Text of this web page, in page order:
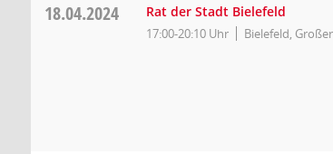
18.04.2024 Rat der Stadt Bielefeld
17:00-20:10 Uhr Bielefeld,